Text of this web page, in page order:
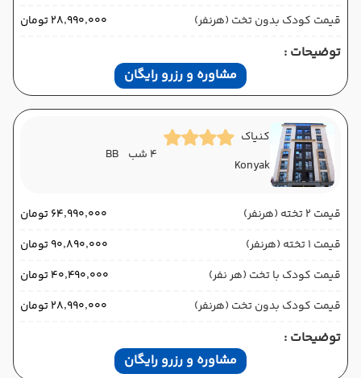
قیمت کودک بدون تخت (هرنفر)
۲۸٬۹۹۰٬۰۰۰ تومان
توضیحات :
مشاوره و رزرو رایگان
کنیاک
Konyak
4 شب BB
قیمت 2 تخته (هرنفر)
۶۴٬۹۹۰٬۰۰۰ تومان
قیمت 1 تخته (هرنفر)
۹۰٬۸۹۰٬۰۰۰ تومان
قیمت کودک با تخت (هر نفر)
۴۰٬۴۹۰٬۰۰۰ تومان
قیمت کودک بدون تخت (هرنفر)
۲۸٬۹۹۰٬۰۰۰ تومان
توضیحات :
مشاوره و رزرو رایگان